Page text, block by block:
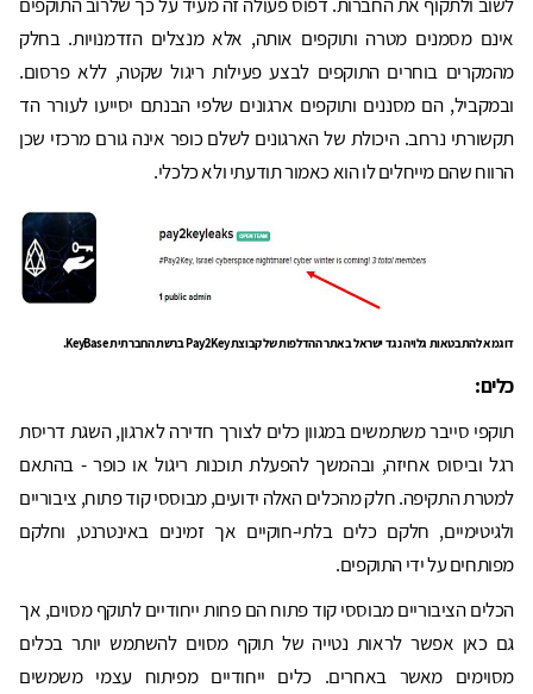
אינם מסמנים מטרה ותוקפים אותה, אלא מנצלים הזדמנויות. בחלק
מהמקרים בוחרים התוקפים לבצע פעילות ריגול שקטה, ללא פרסום.
ובמקביל, הם מסננים ותוקפים ארגונים שלפי הבנתם יסייעו לעורר הד
תקשורתי נרחב. היכולת של הארגונים לשלם כופר אינה גורם מרכזי שכן
הרווח שהם מייחלים לו הוא כאמור תודעתי ולא כלכלי.
דוגמא להתבטאות גלויה נגד ישראל באתר ההדלפות של קבוצת Pay2Key ברשת החברתית KeyBase.
כלים:
תוקפי סייבר משתמשים במגוון כלים לצורך חדירה לארגון, השגת דריסת
רגל וביסוס אחיזה, ובהמשך להפעלת תוכנות ריגול או כופר - בהתאם
למטרת התקיפה. חלק מהכלים האלה ידועים, מבוססי קוד פתוח, ציבוריים
ולגיטימיים, חלקם כלים בלתי-חוקיים אך זמינים באינטרנט, וחלקם
מפותחים על ידי התוקפים.
הכלים הציבוריים מבוססי קוד פתוח הם פחות ייחודיים לתוקף מסוים, אך
גם כאן אפשר לראות נטייה של תוקף מסוים להשתמש יותר בכלים
מסוימים מאשר באחרים. כלים ייחודיים מפיתוח עצמי משמשים